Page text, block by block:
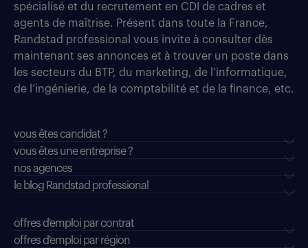
spécialisé et du recrutement en CDI de cadres et
agents de maîtrise. Présent dans toute la France,
Randstad professional vous invite à consulter dès
maintenant ses annonces et à trouver un poste dans
les secteurs du BTP, du marketing, de l’informatique,
de l’ingénierie, de la comptabilité et de la finance, etc.
vous êtes candidat ?
vous êtes une entreprise ?
nos agences
le blog Randstad professional
offres d'emploi par contrat
offres d'emploi par région